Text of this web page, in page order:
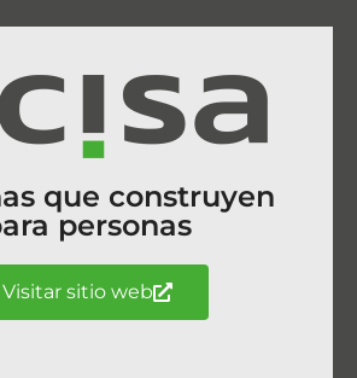
que construyen
personas
Visitar sitio web